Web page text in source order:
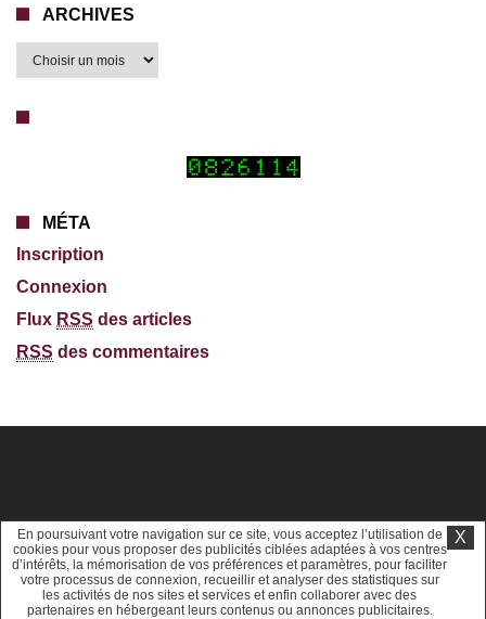
ARCHIVES
MÉTA
Inscription
Connexion
Flux RSS des articles
RSS des commentaires
En poursuivant votre navigation sur ce site, vous acceptez l’utilisation de
cookies pour vous proposer des publicités ciblées adaptées à vos centres
d’intérêts, la mémorisation de vos préférences et paramètres, pour faciliter
votre processus de connexion, recueillir et analyser des statistiques sur
les activités de nos sites et services et enfin collaborer avec des
partenaires en hébergeant leurs contenus ou annonces publicitaires.
X